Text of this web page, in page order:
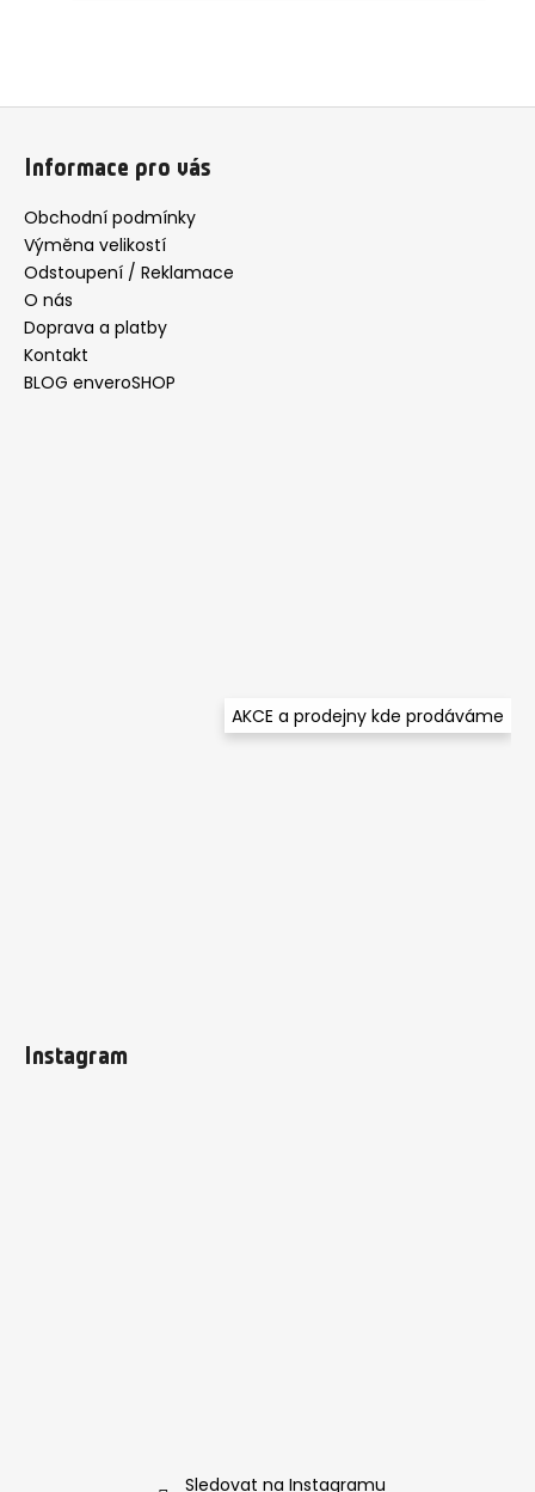
Informace pro vás
Obchodní podmínky
Výměna velikostí
Odstoupení / Reklamace
O nás
Doprava a platby
Kontakt
BLOG enveroSHOP
AKCE a prodejny kde prodáváme
Instagram
Sledovat na Instagramu